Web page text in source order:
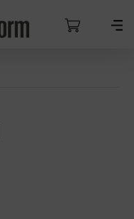
5 Sternen